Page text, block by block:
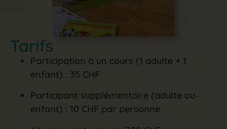
Tarifs
Participation à un cours (1 adulte + 1
enfant) : 35 CHF
Participant supplémentaire (adulte ou
enfant) : 10 CHF par personne